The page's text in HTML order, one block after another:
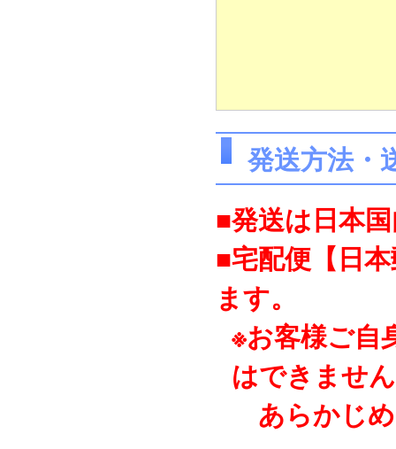
発送方法・
■発送は日本
■宅配便【日
ます。
※お客様ご自
はできませ
あらかじ